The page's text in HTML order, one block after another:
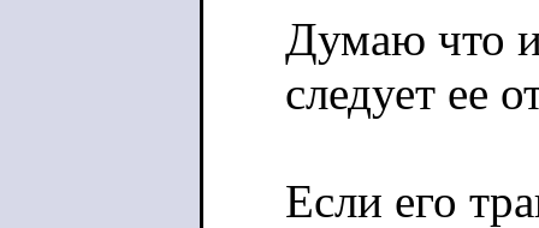
Думаю что
следует ее
Если его